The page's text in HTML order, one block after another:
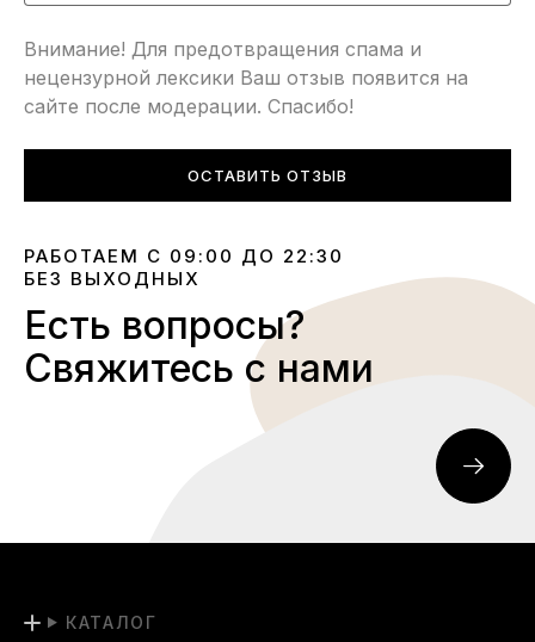
Внимание! Для предотвращения спама и
нецензурной лексики Ваш отзыв появится на
сайте после модерации. Спасибо!
ОСТАВИТЬ ОТЗЫВ
РАБОТАЕМ С 09:00 ДО 22:30
БЕЗ ВЫХОДНЫХ
Есть вопросы?
Свяжитесь с нами
КАТАЛОГ